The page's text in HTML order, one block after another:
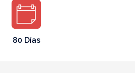
80 Días